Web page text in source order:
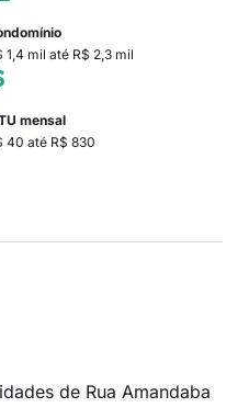
1,4 mil até R$ 2,3 mil
mensal
40 até R$ 830
de Rua Amandaba